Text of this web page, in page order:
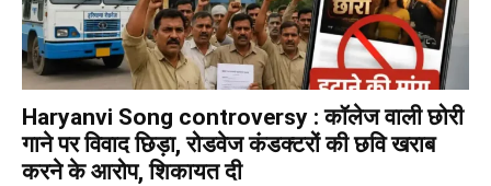
Haryanvi Song controversy : कॉलेज वाली छोरी
गाने पर विवाद छिड़ा, रोडवेज कंडक्टरों की छवि खराब
करने के आरोप, शिकायत दी